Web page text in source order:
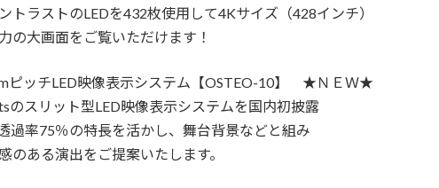
トラストのLEDを432枚使用して4Kサイズ（428インチ）
の大画面をご覧いただけます！
ピッチLED映像表示システム【OSTEO-10】 ★ＮＥＷ★
のスリット型LED映像表示システムを国内初披露
過率75％の特長を活かし、舞台背景などと組み
のある演出をご提案いたします。